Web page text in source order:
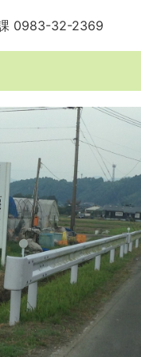
0983-32-2369